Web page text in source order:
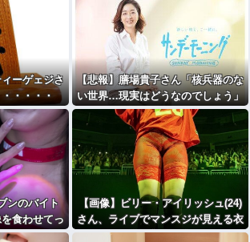
ーゲェジさ
・・・・
【悲報】膳場貴子さん「核兵器のな
い世界…現実はどうなのでしょう」
長崎原爆投下から81
年・・・・・・・・・
ンのバイト
を食わせてっ
⇒！
【画像】ビリー・アイリッシュ(24)
さん、ライブでマンスジが見える衣
装を着て炎上